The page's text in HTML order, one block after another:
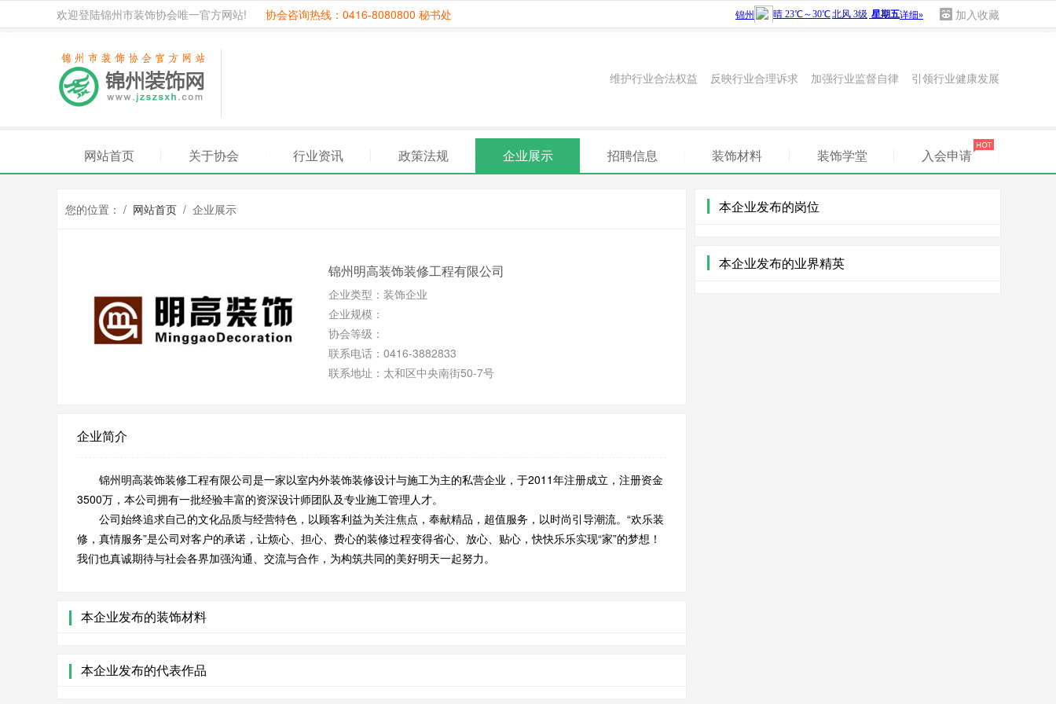
欢迎登陆锦州市装饰协会唯一官方网站! 协会咨询热线：0416-8080800 秘书处 加入收藏
维护行业合法权益 反映行业合理诉求 加强行业监督自律 引领行业健康发展
网站首页 关于协会 行业资讯 政策法规 企业展示 招聘信息 装饰材料 装饰学堂 入会申请
您的位置： / 网站首页 / 企业展示
锦州明高装饰装修工程有限公司
企业类型： 装饰企业
企业规模：
协会等级：
联系电话： 0416-3882833
联系地址： 太和区中央南街50-7号
企业简介
锦州明高装饰装修工程有限公司是一家以室内外装饰装修设计与施工为主的私营企业，于2011年注册成立，注册资金
3500万，本公司拥有一批经验丰富的资深设计师团队及专业施工管理人才。
公司始终追求自己的文化品质与经营特色，以顾客利益为关注焦点，奉献精品，超值服务，以时尚引导潮流。“欢乐装
修，真情服务”是公司对客户的承诺，让烦心、担心、费心的装修过程变得省心、放心、贴心，快快乐乐实现“家”的梦想！
我们也真诚期待与社会各界加强沟通、交流与合作，为构筑共同的美好明天一起努力。
本企业发布的装饰材料
本企业发布的代表作品
本企业发布的岗位
本企业发布的业界精英